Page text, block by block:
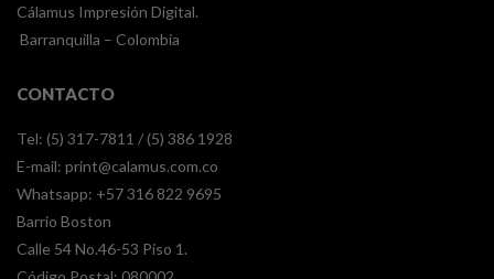
Cálamus Impresión Digital.
Barranquilla – Colombia
CONTACTO
Tel: (5) 317-7811 / (5) 386 1928
E-mail: print@calamus.com.co
Whatsapp: +57 316 822 9695
Barrio Boston
Calle 54 No.46-53 Piso 1.